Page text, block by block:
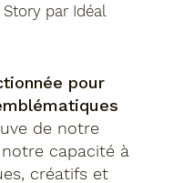
par Idéal
pour
de notre
capacité à
créatifs et